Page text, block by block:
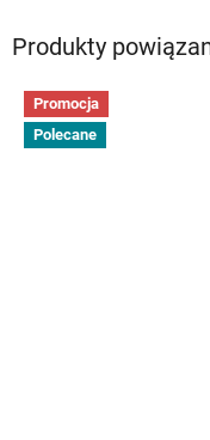
Produkty
Promocja
Polecane